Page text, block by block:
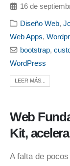
16 de
Diseño Web,
Web Apps,
bootstrap,
WordPress
LEER MÁS...
Web
Kit,
A falta de